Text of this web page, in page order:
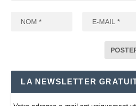
LA NEWSLETTER